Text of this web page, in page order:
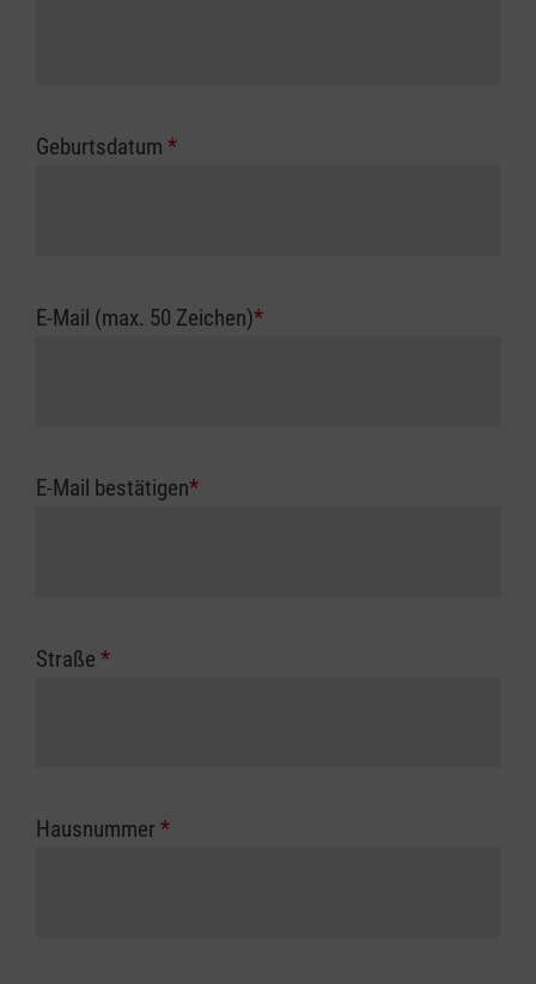
Geburtsdatum *
E-Mail (max. 50 Zeichen)*
E-Mail bestätigen*
Straße *
Hausnummer *